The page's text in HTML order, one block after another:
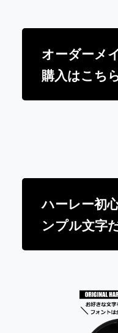
オーダーメ
購入はこち
ハーレー初
ンプル文字